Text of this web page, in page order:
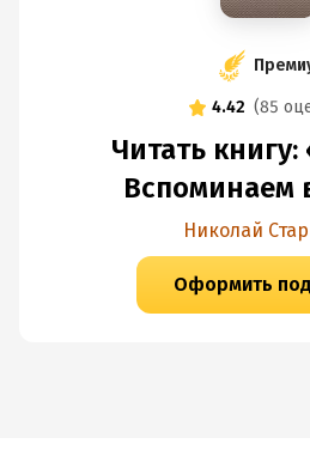
4.42 (85
Читать книгу:
Вспоминаем
Николай
Оформить